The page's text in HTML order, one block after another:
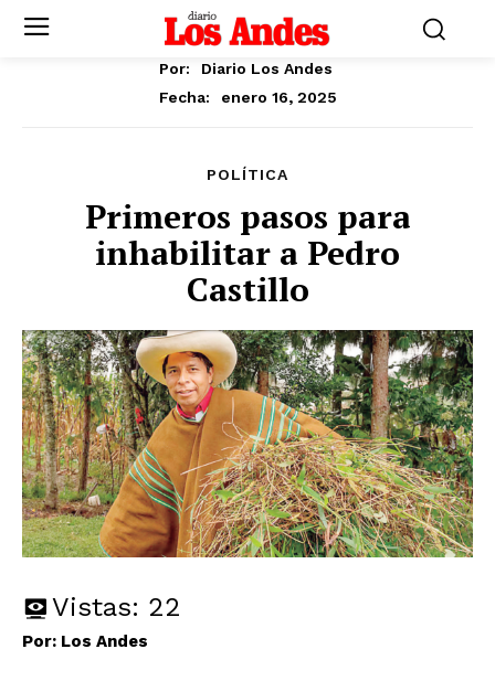
Por:
Diario Los Andes
Fecha:
enero 16, 2025
POLÍTICA
Primeros pasos para
inhabilitar a Pedro
Castillo
Vistas: 22
Por: Los Andes